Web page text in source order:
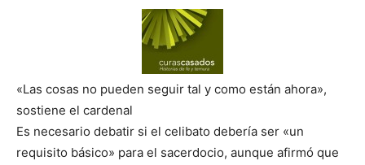
«Las cosas no pueden seguir tal y como están ahora»,
sostiene el cardenal
Es necesario debatir si el celibato debería ser «un
requisito básico» para el sacerdocio, aunque afirmó que